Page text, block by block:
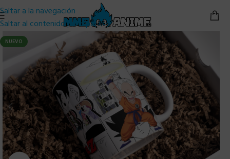
Saltar a la navegación
Saltar al contenido principal
NUEVO